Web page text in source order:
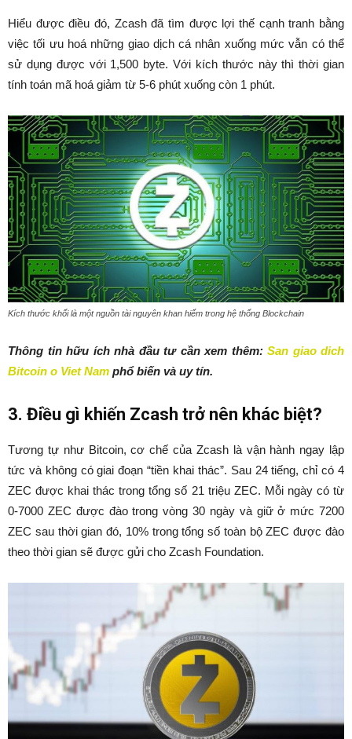
Hiểu được điều đó, Zcash đã tìm được lợi thế cạnh tranh bằng
việc tối ưu hoá những giao dịch cá nhân xuống mức vẫn có thể
sử dụng được với 1,500 byte. Với kích thước này thì thời gian
tính toán mã hoá giảm từ 5-6 phút xuống còn 1 phút.
Kích thước khối là một nguồn tài nguyên khan hiếm trong hệ thống Blockchain
Thông tin hữu ích nhà đầu tư cần xem thêm: San giao dich
Bitcoin o Viet Nam phổ biến và uy tín.
3. Điều gì khiến Zcash trở nên khác biệt?
Tương tự như Bitcoin, cơ chế của Zcash là vận hành ngay lập
tức và không có giai đoạn “tiền khai thác”. Sau 24 tiếng, chỉ có 4
ZEC được khai thác trong tổng số 21 triệu ZEC. Mỗi ngày có từ
0-7000 ZEC được đào trong vòng 30 ngày và giữ ở mức 7200
ZEC sau thời gian đó, 10% trong tổng số toàn bộ ZEC được đào
theo thời gian sẽ được gửi cho Zcash Foundation.